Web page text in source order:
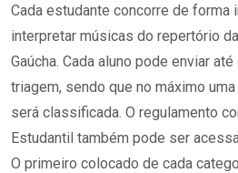
Cada estudante concorre de forma
interpretar músicas do repertório
Gaúcha. Cada aluno pode enviar
triagem, sendo que no máximo
será classificada. O regulamento
Estudantil também pode ser
O primeiro colocado de cada